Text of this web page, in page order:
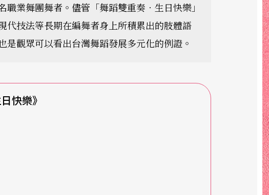
業舞團舞者。儘管「舞蹈雙重奏．生日快樂」
代技法等長期在編舞者身上所積累出的肢體語
觀眾可以看出台灣舞蹈發展多元化的例證。
快樂》